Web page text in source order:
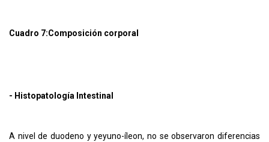
Cuadro 7:Composición corporal
- Histopatología Intestinal
A nivel de duodeno y yeyuno-íleon, no se observaron diferencias